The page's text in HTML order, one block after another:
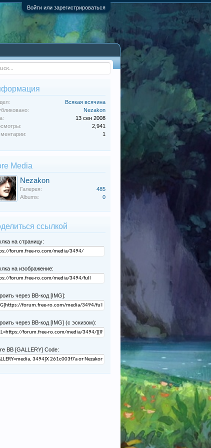
Войти или зарегистрироваться
Всякая всячина
Nezakon
13 сен 2008
2,941
1
Media
Nezakon
Галерея:
485
Albums:
0
ссылкой
на страницу:
на изображение:
через BB-код [IMG]:
через BB-код [IMG] (с эскизом):
BB [GALLERY] Code: